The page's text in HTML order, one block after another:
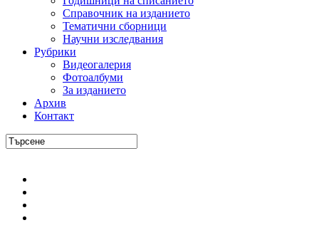
Справочник на изданието
Тематични сборници
Научни изследвания
Рубрики
Видеогалерия
Фотоалбуми
За изданието
Архив
Контакт